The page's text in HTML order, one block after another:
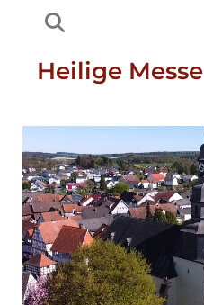
Heilige Messe